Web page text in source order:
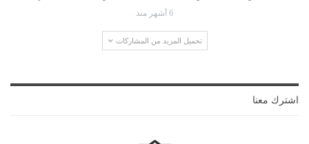
6 أشهر منذ
تحميل المزيد من المشاركات
اشترك معنا